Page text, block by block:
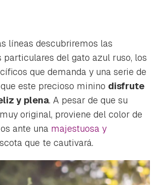
líneas descubriremos las
del gato azul ruso, los
que demanda y una serie de
este precioso minino disfrute
y plena. A pesar de que su
original, proviene del color de
ante una majestuosa y
que te cautivará.